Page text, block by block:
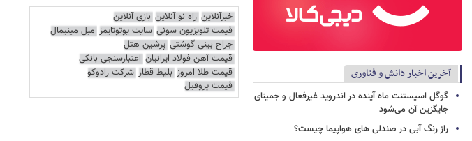
آخرین اخبار دانش و فناوری
گوگل اسیستنت ماه آینده در اندروید غیرفعال و جمینای
جایگزین آن می‌شود
راز رنگ آبی در صندلی های هواپیما چیست؟
خبرآنلاین راه نو آنلاین بازی آنلاین
قیمت تلویزیون سونی سایت یوتوتایمز مبل مینیمال
جراح بینی گوشتی پرشین هتل
قیمت آهن فولاد ایرانیان اعتبارسنجی بانکی
قیمت طلا امروز بلیط قطار شرکت رادوکو
قیمت پروفیل